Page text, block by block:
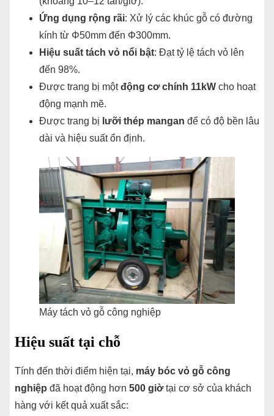
Ứng dụng rộng rãi: Xử lý các khúc gỗ có đường
kính từ Φ50mm đến Φ300mm.
Hiệu suất tách vỏ nổi bật: Đạt tỷ lệ tách vỏ lên
đến 98%.
Được trang bị mộtđộng cơ chính 11kW cho hoạt
động mạnh mẽ.
Được trang bị lưỡi thép mangan để có độ bền lâu
dài và hiệu suất ổn định.
Máy tách vỏ gỗ công nghiệp
Hiệu suất tại chỗ
Tính đến thời điểm hiện tại, máy bóc vỏ gỗ công
nghiệp đã hoạt động hơn 500 giờtại cơ sở của khách
hàng với kết quả xuất sắc: